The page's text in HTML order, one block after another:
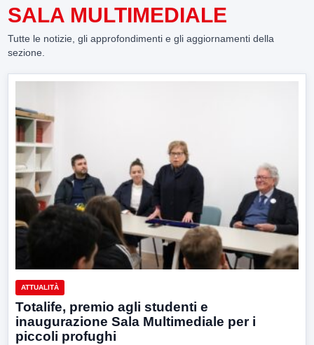
SALA MULTIMEDIALE
Tutte le notizie, gli approfondimenti e gli aggiornamenti della
sezione.
ATTUALITÀ
Totalife, premio agli studenti e
inaugurazione Sala Multimediale per i
piccoli profughi